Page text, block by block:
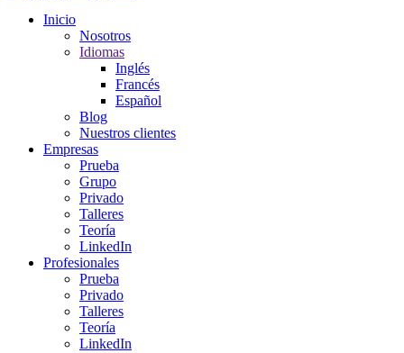
Inicio
Nosotros
Idiomas
Inglés
Francés
Español
Blog
Nuestros clientes
Empresas
Prueba
Grupo
Privado
Talleres
Teoría
LinkedIn
Profesionales
Prueba
Privado
Talleres
Teoría
LinkedIn